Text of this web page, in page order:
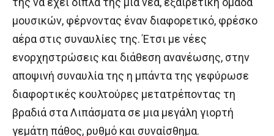
μουσικών, φέρνοντας έναν διαφορετικό, φρέσκο
αέρα στις συναυλίες της. Έτσι με νέες
ενορχηστρώσεις και διάθεση ανανέωσης, στην
αποψινή συναυλία της η μπάντα της γεφύρωσε
διαφορτικές κουλτούρες μετατρέποντας τη
βραδιά στα Λιπάσματα σε μια μεγάλη γιορτή
γεμάτη πάθος, ρυθμό και συναίσθημα.